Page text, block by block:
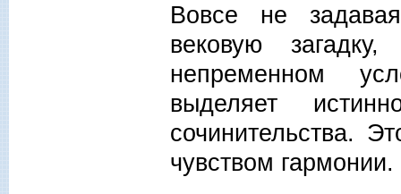
Вовсе не
вековую
непременном
выделяет
сочинительства.
чувством гармонии.